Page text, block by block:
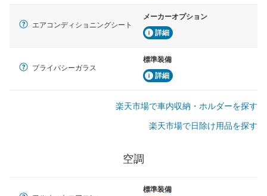
エアコンディショニングシート
メーカーオプション
詳細
プライバシーガラス
標準装備
詳細
楽天市場で車内収納・ホルダーを探す
楽天市場で日除け用品を探す
空調
標準装備